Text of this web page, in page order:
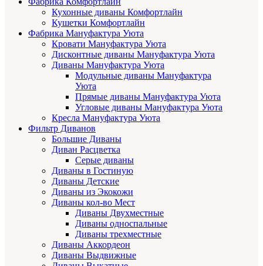
Кухонные диваны Комфортлайн
Кушетки Комфортлайн
Фабрика Мануфактура Уюта
Кровати Мануфактура Уюта
Дисконтные диваны Мануфактура Уюта
Диваны Мануфактура Уюта
Модульные диваны Мануфактура
Уюта
Прямые диваны Мануфактура Уюта
Угловые диваны Мануфактура Уюта
Кресла Мануфактура Уюта
Фильтр Диванов
Большие Диваны
Диван Расцветка
Серые диваны
Диваны в Гостиную
Диваны Детские
Диваны из Экокожи
Диваны кол-во Мест
Диваны Двухместные
Диваны односпальные
Диваны трехместные
Диваны Аккордеон
Диваны Выдвижные